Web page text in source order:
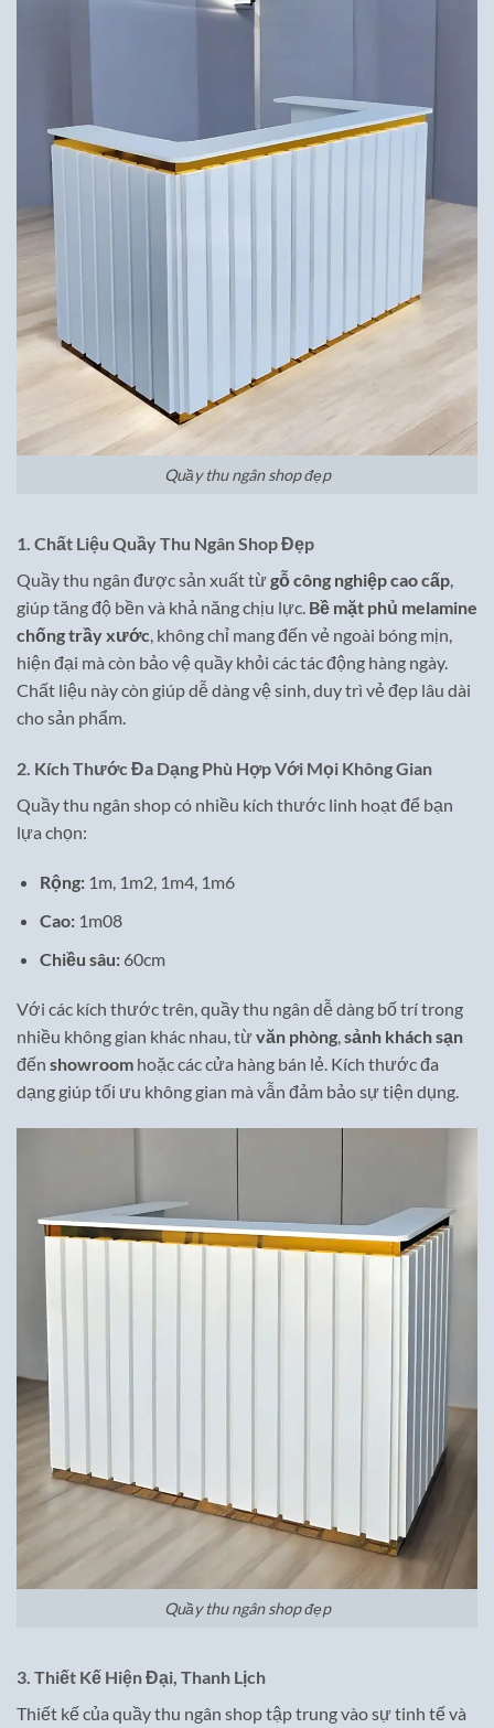
Quầy thu ngân shop đẹp
1. Chất Liệu Quầy Thu Ngân Shop Đẹp
Quầy thu ngân được sản xuất từgỗ công nghiệp cao cấp,
giúp tăng độ bền và khả năng chịu lực. Bề mặt phủ melamine
chống trầy xước, không chỉ mang đến vẻ ngoài bóng mịn,
hiện đại mà còn bảo vệ quầy khỏi các tác động hàng ngày.
Chất liệu này còn giúp dễ dàng vệ sinh, duy trì vẻ đẹp lâu dài
cho sản phẩm.
2. Kích Thước Đa Dạng Phù Hợp Với Mọi Không Gian
Quầy thu ngân shop có nhiều kích thước linh hoạt để bạn
lựa chọn:
Rộng:1m, 1m2, 1m4, 1m6
Cao:1m08
Chiều sâu:60cm
Với các kích thước trên, quầy thu ngân dễ dàng bố trí trong
nhiều không gian khác nhau, từvăn phòng,sảnh khách sạn
đến showroom hoặc các cửa hàng bán lẻ. Kích thước đa
dạng giúp tối ưu không gian mà vẫn đảm bảo sự tiện dụng.
Quầy thu ngân shop đẹp
3. Thiết Kế Hiện Đại, Thanh Lịch
Thiết kế của quầy thu ngân shop tập trung vào sự tinh tế và